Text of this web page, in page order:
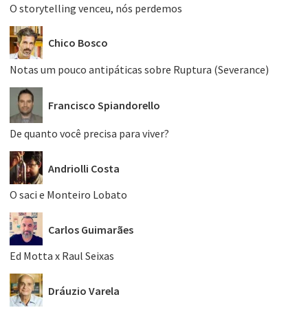
O storytelling venceu, nós perdemos
Chico Bosco
Notas um pouco antipáticas sobre Ruptura (Severance)
Francisco Spiandorello
De quanto você precisa para viver?
Andriolli Costa
O saci e Monteiro Lobato
Carlos Guimarães
Ed Motta x Raul Seixas
Dráuzio Varela